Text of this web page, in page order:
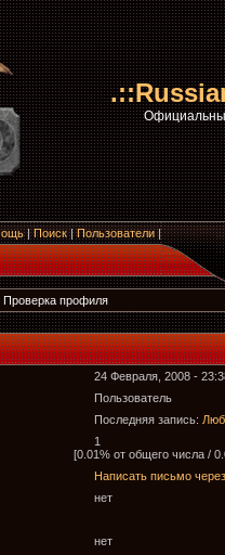
|Поиск|Пользователи|
Проверка профиля
24 Февраля, 2008 -
Пользователь
Последняя запись:
1
[0.01% от общего числа /
Написать письмо
нет
нет